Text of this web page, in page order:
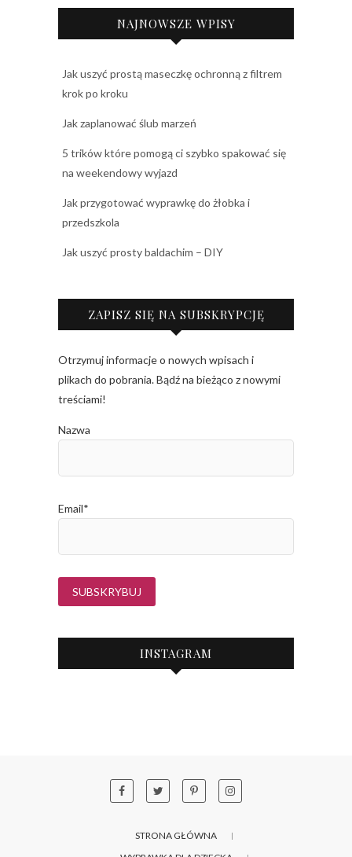
NAJNOWSZE WPISY
Jak uszyć prostą maseczkę ochronną z filtrem
krok po kroku
Jak zaplanować ślub marzeń
5 trików które pomogą ci szybko spakować się
na weekendowy wyjazd
Jak przygotować wyprawkę do żłobka i
przedszkola
Jak uszyć prosty baldachim – DIY
ZAPISZ SIĘ NA SUBSKRYPCJĘ
Otrzymuj informacje o nowych wpisach i
plikach do pobrania. Bądź na bieżąco z nowymi
treściami!
Nazwa
Email*
INSTAGRAM
STRONA GŁÓWNA